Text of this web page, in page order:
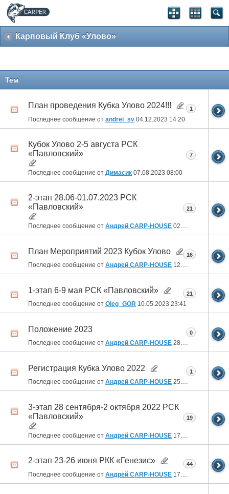
Карповый Клуб «Улово»
Тем
План проведения Кубка Улово 2024!!!
Последнее сообщение от andrei_sv 04.12.2023 14:20
1
Кубок Улово 2-5 августа РСК
«Павловский»
Последнее сообщение от Димасик 07.08.2023 08:00
7
2-этап 28.06-01.07.2023 РСК
«Павловский»
Последнее сообщение от Андрей CARP-HOUSE 02.07.2023
21
План Мероприятий 2023 Кубок Улово
Последнее сообщение от Андрей CARP-HOUSE 12.06.2023 06:48
16
1-этап 6-9 мая РСК «Павловский»
Последнее сообщение от Oleg_GOR 10.05.2023 23:41
21
Положение 2023
Последнее сообщение от Андрей CARP-HOUSE 28.11.2022 13:18
0
Регистрация Кубка Улово 2022
Последнее сообщение от Андрей CARP-HOUSE 25.11.2022 18:00
1
3-этап 28 сентября-2 октября 2022 РСК
«Павловский»
Последнее сообщение от Андрей CARP-HOUSE 17.11.2022
19
2-этап 23-26 июня РКК «Генезис»
Последнее сообщение от Андрей CARP-HOUSE 17.11.2022 09:42
44